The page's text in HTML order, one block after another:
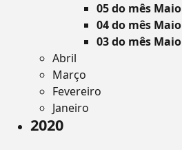
05 do mês Maio
04 do mês Maio
03 do mês Maio
Abril
Março
Fevereiro
Janeiro
2020